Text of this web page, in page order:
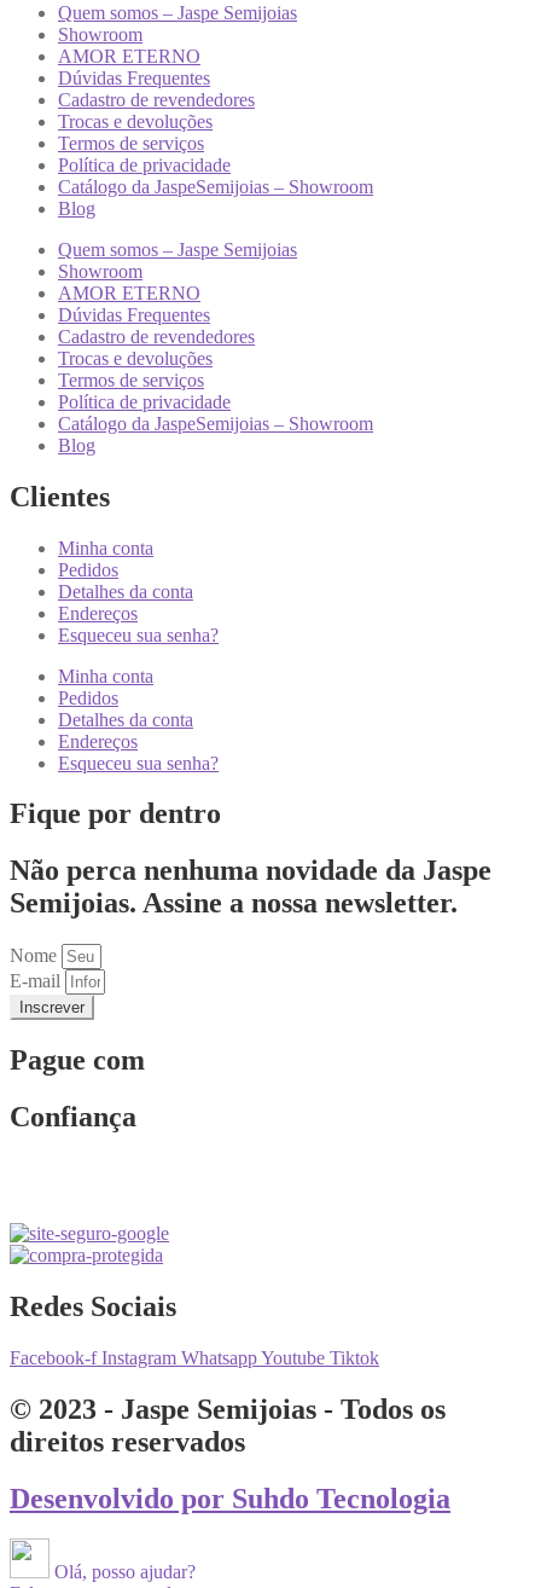
Quem somos – Jaspe Semijoias
Showroom
AMOR ETERNO
Dúvidas Frequentes
Cadastro de revendedores
Trocas e devoluções
Termos de serviços
Política de privacidade
Catálogo da JaspeSemijoias – Showroom
Blog
Quem somos – Jaspe Semijoias
Showroom
AMOR ETERNO
Dúvidas Frequentes
Cadastro de revendedores
Trocas e devoluções
Termos de serviços
Política de privacidade
Catálogo da JaspeSemijoias – Showroom
Blog
Clientes
Minha conta
Pedidos
Detalhes da conta
Endereços
Esqueceu sua senha?
Minha conta
Pedidos
Detalhes da conta
Endereços
Esqueceu sua senha?
Fique por dentro
Não perca nenhuma novidade da Jaspe
Semijoias. Assine a nossa newsletter.
Nome
E-mail
Inscrever
Pague com
Confiança
Redes Sociais
Facebook-f Instagram WhatsappYoutube Tiktok
© 2023 - Jaspe Semijoias - Todos os
direitos reservados
Desenvolvido por Suhdo Tecnologia
Olá, posso ajudar?